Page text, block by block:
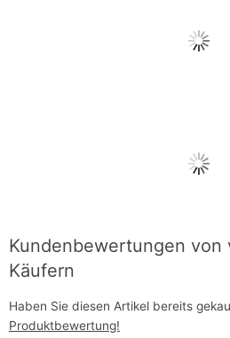
Kundenbewertungen von
Käufern
Haben Sie diesen Artikel bereits
Produktbewertung!